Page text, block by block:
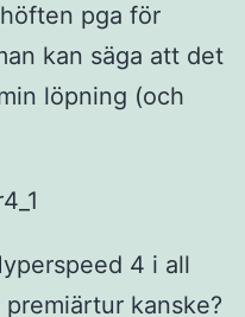
pga för
kan säga att det
löpning (och
4 i all
kanske?